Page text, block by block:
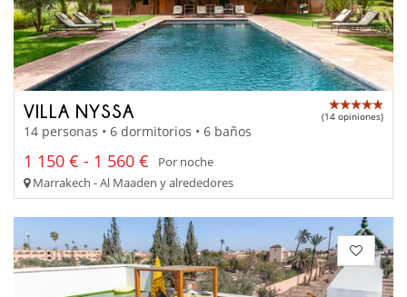
VILLA NYSSA (14 opiniones)
14 personas • 6 dormitorios • 6 baños
1 150 € - 1 560 €
Por noche
Marrakech - Al Maaden y alrededores